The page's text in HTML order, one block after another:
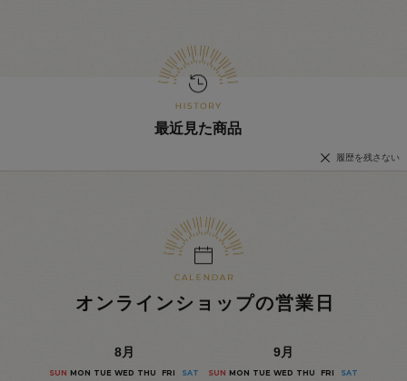
最近見た商品
履歴を残さない
オンラインショップの営業日
8月
SUN MON TUE WED THU FRI SAT
9月
SUN MON TUE WED THU FRI SAT